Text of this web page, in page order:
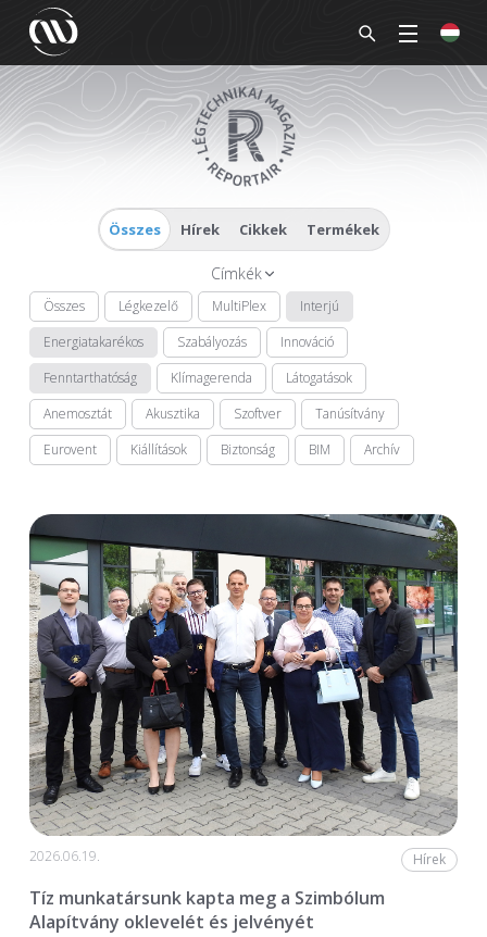
Összes Hírek Cikkek Termékek
Címkék
Összes Légkezelő MultiPlex
Interjú
Energiatakarékos
Szabályozás
Innováció
Fenntarthatóság
Klímagerenda
Látogatások
Anemosztát
Akusztika Szoftver
Tanúsítvány
Eurovent
Kiállítások Biztonság BIM Archív
2026.06.19. Hírek
Tíz munkatársunk kapta meg a Szimbólum
Alapítvány oklevelét és jelvényét